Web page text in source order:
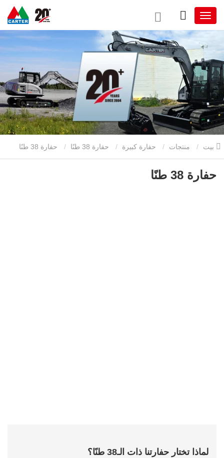
منتجات حفارة كبيرة حفارة 38 طنًا
حفارة 38 طنًا
لماذا تختار حفارتنا ذات الـ38 طنًا؟